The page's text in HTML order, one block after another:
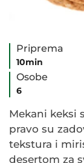
Priprema
10min
Osobe
6
Mekani keksi
pravo su
tekstura i
desertom za